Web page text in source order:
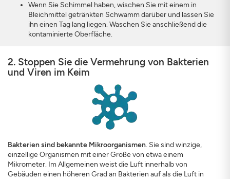
Wenn Sie Schimmel haben, wischen Sie mit einem in
Bleichmittel getränkten Schwamm darüber und lassen Sie
ihn einen Tag lang liegen. Waschen Sie anschließend die
kontaminierte Oberfläche.
2. Stoppen Sie die Vermehrung von Bakterien
und Viren im Keim
Bakterien sind bekannte Mikroorganismen. Sie sind winzige,
einzellige Organismen mit einer Größe von etwa einem
Mikrometer. Im Allgemeinen weist die Luft innerhalb von
Gebäuden einen höheren Grad an Bakterien auf als die Luft in